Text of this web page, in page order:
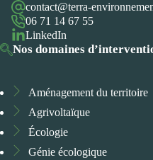
contact@terra-
06 71 14 67 55
LinkedIn
Nos domaines
Aménagement du territoire
Agrivoltaïque
Écologie
Génie écologique